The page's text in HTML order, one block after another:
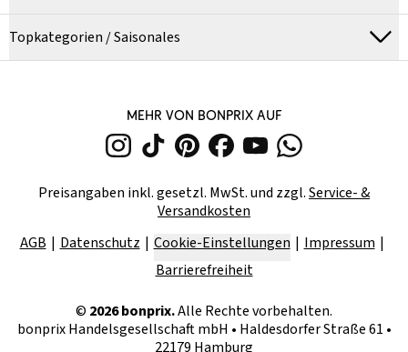
Topkategorien / Saisonales
MEHR VON BONPRIX AUF
Preisangaben inkl. gesetzl. MwSt. und zzgl.Service- &
Versandkosten
AGB
Datenschutz Cookie-Einstellungen
Impressum
Barrierefreiheit
© 2026bonprix.Alle Rechte vorbehalten.
bonprix Handelsgesellschaft mbH • Haldesdorfer Straße 61 •
22179 Hamburg